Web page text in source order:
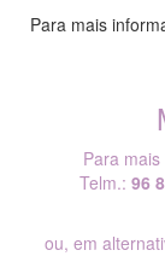
Para mais
Para
Telm.: 96
ou, em